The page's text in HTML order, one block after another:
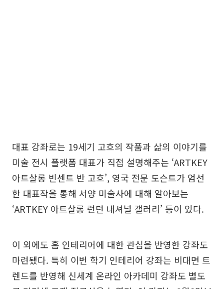
대표 강좌로는 19세기 고흐의 작품과 삶의 이야기를
미술 전시 플랫폼 대표가 직접 설명해주는 ‘ARTKEY
아트살롱 빈센트 반 고흐’, 영국 전문 도슨트가 엄선
한 대표작을 통해 서양 미술사에 대해 알아보는
‘ARTKEY 아트살롱 런던 내셔널 갤러리’ 등이 있다.
이 외에도 홈 인테리어에 대한 관심을 반영한 강좌도
마련됐다. 특히 이번 학기 인테리어 강좌는 비대면 트
렌드를 반영해 신세계 온라인 아카데미 강좌도 별도